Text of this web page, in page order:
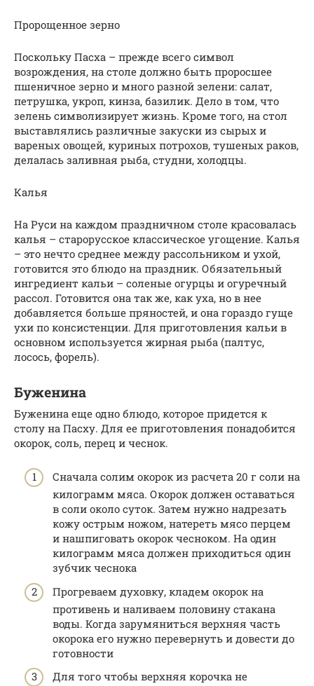
Пророщенное зерно
Поскольку Пасха – прежде всего символ
возрождения, на столе должно быть проросшее
пшеничное зерно и много разной зелени: салат,
петрушка, укроп, кинза, базилик. Дело в том, что
зелень символизирует жизнь. Кроме того, на стол
выставлялись различные закуски из сырых и
вареных овощей, куриных потрохов, тушеных раков,
делалась заливная рыба, студни, холодцы.
Калья
На Руси на каждом праздничном столе красовалась
калья – старорусское классическое угощение. Калья
– это нечто среднее между рассольником и ухой,
готовится это блюдо на праздник. Обязательный
ингредиент кальи – соленые огурцы и огуречный
рассол. Готовится она так же, как уха, но в нее
добавляется больше пряностей, и она гораздо гуще
ухи по консистенции. Для приготовления кальи в
основном используется жирная рыба (палтус,
лосось, форель).
Буженина
Буженина еще одно блюдо, которое придется к
столу на Пасху. Для ее приготовления понадобится
окорок, соль, перец и чеснок.
Сначала солим окорок из расчета 20 г соли на
килограмм мяса. Окорок должен оставаться
в соли около суток. Затем нужно надрезать
кожу острым ножом, натереть мясо перцем
и нашпиговать окорок чесноком. На один
килограмм мяса должен приходиться один
зубчик чеснока
Прогреваем духовку, кладем окорок на
противень и наливаем половину стакана
воды. Когда зарумяниться верхняя часть
окорока его нужно перевернуть и довести до
готовности
Для того чтобы верхняя корочка не